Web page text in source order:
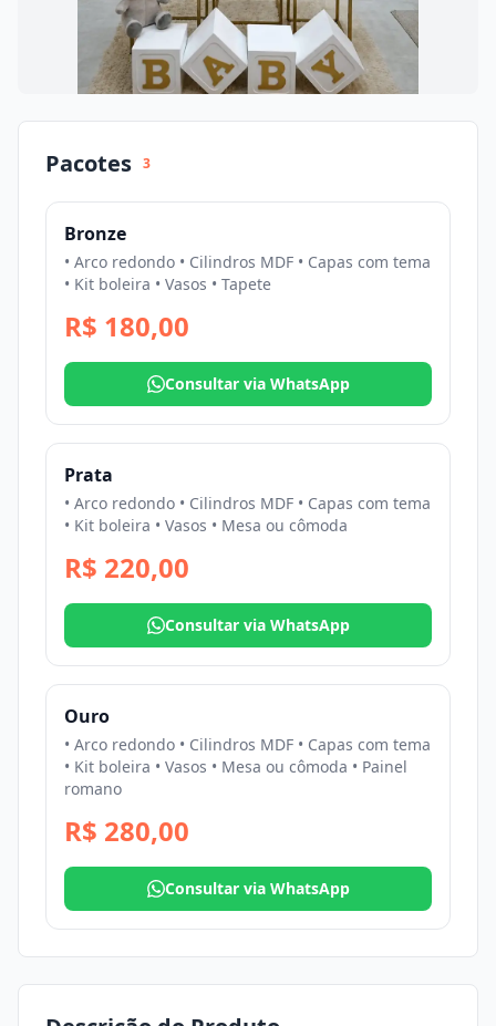
Pacotes 3
Bronze
• Arco redondo • Cilindros MDF • Capas com tema
• Kit boleira • Vasos • Tapete
R$ 180,00
Consultar via WhatsApp
Prata
• Arco redondo • Cilindros MDF • Capas com tema
• Kit boleira • Vasos • Mesa ou cômoda
R$ 220,00
Consultar via WhatsApp
Ouro
• Arco redondo • Cilindros MDF • Capas com tema
• Kit boleira • Vasos • Mesa ou cômoda • Painel
romano
R$ 280,00
Consultar via WhatsApp